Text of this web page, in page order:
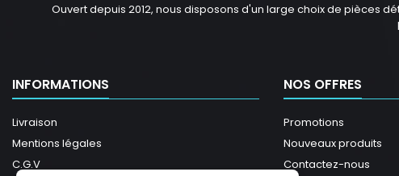
Ouvert depuis 2012, nous disposons d'un large choix de pièces
INFORMATIONS
Livraison
Mentions légales
C.G.V
NOS OFFRES
Promotions
Nouveaux produits
Contactez-nous